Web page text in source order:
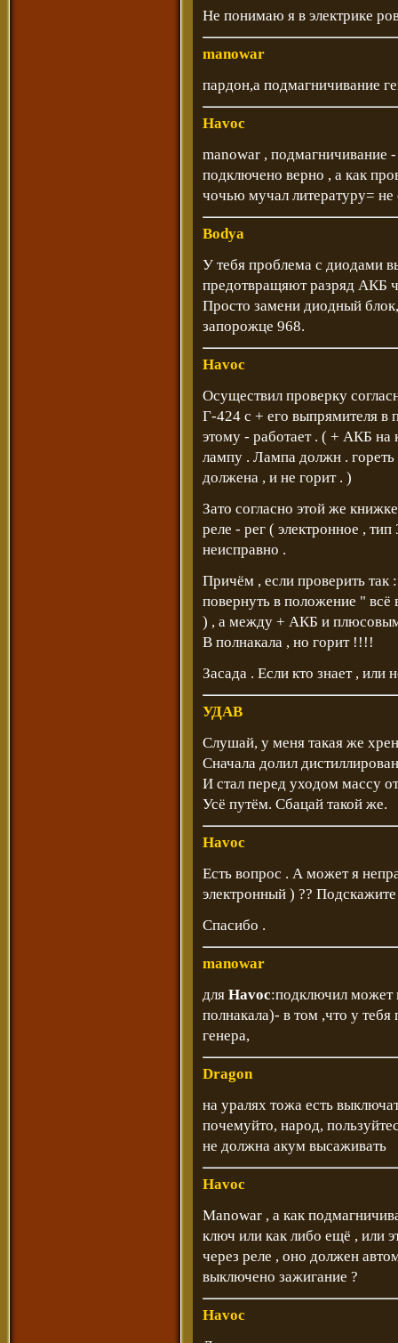
Не понимаю я в электрике
manowar
пардон,а подмагничивание
Havoc
manowar , подмагничивание
подключено верно , а как
чочью мучал литературу= не
Bodya
У тебя проблема с диодами
предотвращяют разряд АКБ
Просто замени диодный
запорожце 968.
Havoc
Осуществил проверку
Г-424 с + его выпрямителя в
этому - работает . ( + АКБ
лампу . Лампа должн .
должена , и не горит . )
Зато согласно этой же
реле - рег ( электронное ,
неисправно .
Причём , если проверить так
повернуть в положение " всё
) , а между + АКБ и
В полнакала , но горит !!!!
Засада . Если кто знает , или
УДАВ
Слушай, у меня такая же
Сначала долил
И стал перед уходом массу
Усё путём. Сбацай такой же.
Havoc
Есть вопрос . А может я
электронный ) ??
Спасибо .
manowar
для Havoc:подключил может
полнакала)- в том ,что у
генера,
Dragon
на уралях тожа есть
почемуйто, народ,
не должна акум высаживать
Havoc
Manowar , а как
ключ или как либо ещё , или
через реле , оно должен
выключено зажигание ?
Havoc